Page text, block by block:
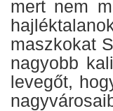
mert nem
maszkokat
nagyobb
levegőt,